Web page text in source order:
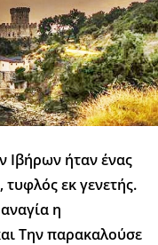
Ιβήρων ήταν ένας
εκ γενετής.
η
Την παρακαλούσε